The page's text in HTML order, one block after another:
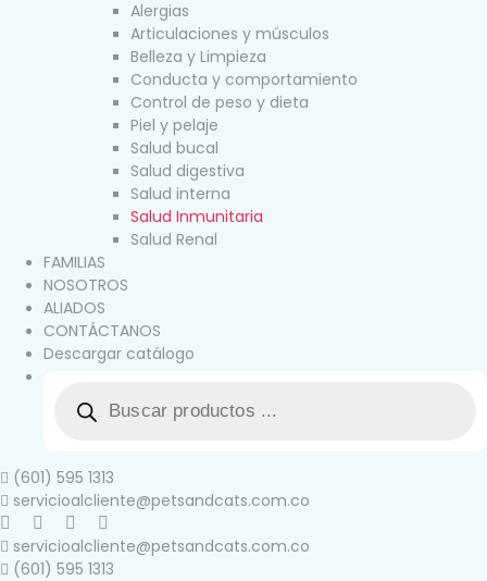
Alergias
Articulaciones y músculos
Belleza y Limpieza
Conducta y comportamiento
Control de peso y dieta
Piel y pelaje
Salud bucal
Salud digestiva
Salud interna
Salud Inmunitaria
Salud Renal
FAMILIAS
NOSOTROS
ALIADOS
CONTÁCTANOS
Descargar catálogo
(601) 595 1313
servicioalcliente@petsandcats.com.co
servicioalcliente@petsandcats.com.co
(601) 595 1313